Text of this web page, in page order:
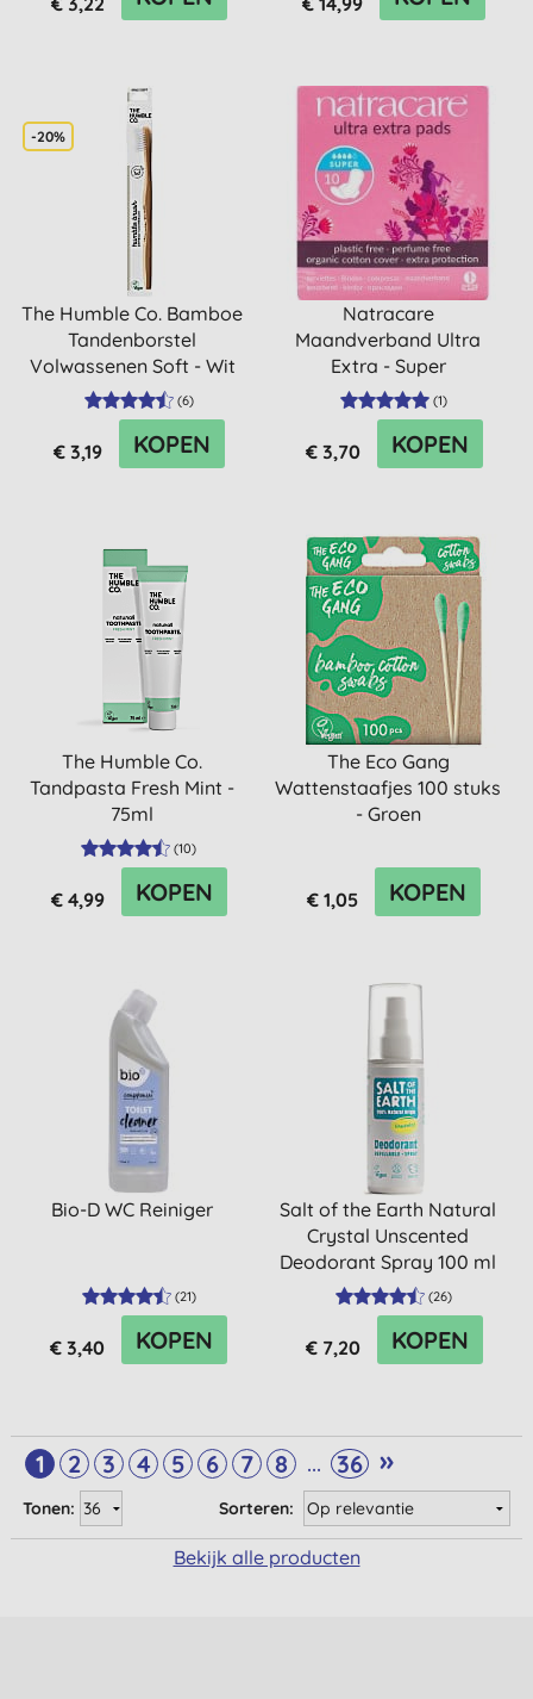
-20%
The Humble Co. Bamboe
Tandenborstel
Volwassenen Soft - Wit
(6)
€ 3,19 KOPEN
Natracare
Maandverband Ultra
Extra - Super
(1)
€ 3,70 KOPEN
The Humble Co.
Tandpasta Fresh Mint -
75ml
(10)
€ 4,99 KOPEN
The Eco Gang
Wattenstaafjes 100 stuks
- Groen
€ 1,05 KOPEN
Bio-D WC Reiniger
(21)
€ 3,40 KOPEN
Salt of the Earth Natural
Crystal Unscented
Deodorant Spray 100 ml
(26)
€ 7,20 KOPEN
1 2 3 4 5 6 7 8 ... 36 »
Sorteren:
Tonen:
Bekijk alle producten